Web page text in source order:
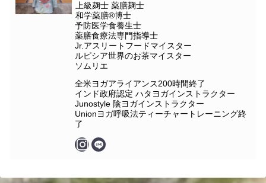
上級麹士 薬膳麹士
和学薬膳®︎博士
予防医学食養生士
薬膳食療法専門指導士
Jr.アスリートフードマイスター
ルピシア世界のお茶マイスター
ソムリエ
全米ヨガアライアンス200時間終了
インド政府認定 ハタヨガインストラクター
Junostyle 陰ヨガインストラクター
Unionヨガ呼吸法ティーチャートレーニング終
了